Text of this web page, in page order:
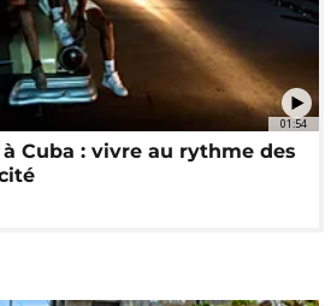
01:54
Cuba : vivre au rythme des